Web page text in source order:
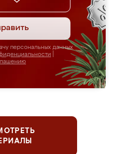
персональных данных